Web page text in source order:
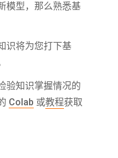
模型，那么熟悉基
识将为您打下基
验知识掌握情况的
Colab 或教程获取